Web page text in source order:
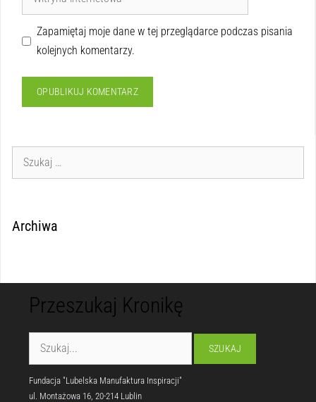
Zapamiętaj moje dane w tej przeglądarce podczas pisania
kolejnych komentarzy.
Archiwa
Przeszukaj Kronikę
Fundacja "Lubelska Manufaktura Inspiracji"
ul. Montażowa 16, 20-214 Lublin